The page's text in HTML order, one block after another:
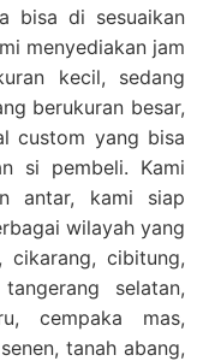
bisa di sesuaikan
menyediakan jam
kecil, sedang
berukuran besar,
custom yang bisa
si pembeli. Kami
antar, kami siap
wilayah yang
cikarang, cibitung,
selatan,
cempaka mas,
tanah abang,